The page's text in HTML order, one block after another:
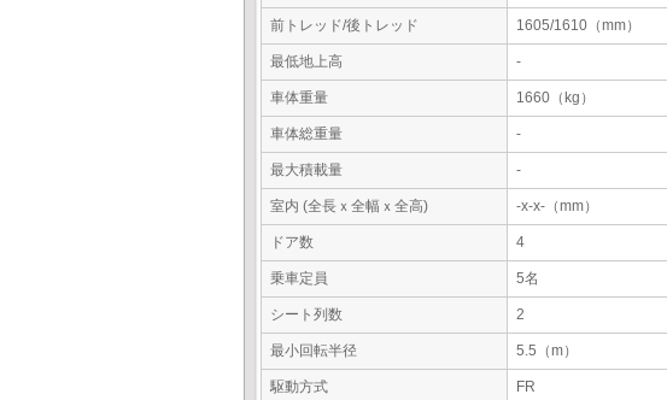
前トレッド/後トレッド 1605/1610（mm）
最低地上高 -
車体重量 1660（kg）
車体総重量 -
最大積載量 -
室内 (全長ｘ全幅ｘ全高) -x-x-（mm）
ドア数 4
乗車定員 5名
シート列数 2
最小回転半径 5.5（m）
駆動方式 FR